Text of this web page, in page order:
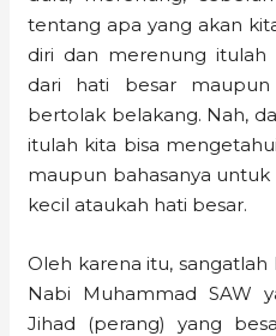
tentang apa yang akan
diri dan merenung itulah
dari hati besar
bertolak belakang. Nah,
itulah kita bisa
maupun bahasanya
kecil ataukah hati besar.
Oleh karena itu,
Nabi Muhammad SAW
Jihad (perang) yang